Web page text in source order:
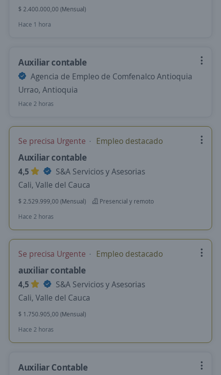
$ 2.400.000,00 (Mensual)
Hace 1 hora
Auxiliar contable
Agencia de Empleo de Comfenalco Antioquia
Urrao, Antioquia
Hace 2 horas
Se precisa Urgente Empleo destacado
Auxiliar contable
4,5
S&A Servicios y Asesorias
Cali, Valle del Cauca
$ 2.529.999,00 (Mensual)
Presencial y remoto
Hace 2 horas
Se precisa Urgente Empleo destacado
auxiliar contable
4,5
S&A Servicios y Asesorias
Cali, Valle del Cauca
$ 1.750.905,00 (Mensual)
Hace 2 horas
Auxiliar Contable